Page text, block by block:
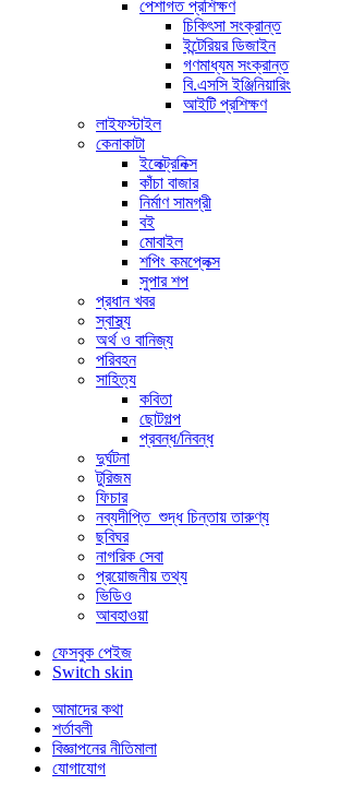
পেশাগত প্রশিক্ষণ
চিকিৎসা সংক্রান্ত
ইন্টেরিয়র ডিজাইন
গণমাধ্যম সংক্রান্ত
বি.এসসি ইঞ্জিনিয়ারিং
আইটি প্রশিক্ষণ
লাইফস্টাইল
কেনাকাটা
ইলেক্ট্রনিক্স
কাঁচা বাজার
নির্মাণ সামগ্রী
বই
মোবাইল
শপিং কমপ্লেক্স
সুপার শপ
প্রধান খবর
স্বাস্থ্য
অর্থ ও বানিজ্য
পরিবহন
সাহিত্য
কবিতা
ছোটগল্প
প্রবন্ধ/নিবন্ধ
দুর্ঘটনা
টুরিজম
ফিচার
নব্যদীপ্তি_শুদ্ধ চিন্তায় তারুণ্য
ছবিঘর
নাগরিক সেবা
প্রয়োজনীয় তথ্য
ভিডিও
আবহাওয়া
ফেসবুক পেইজ
Switch skin
আমাদের কথা
শর্তাবলী
বিজ্ঞাপনের নীতিমালা
যোগাযোগ